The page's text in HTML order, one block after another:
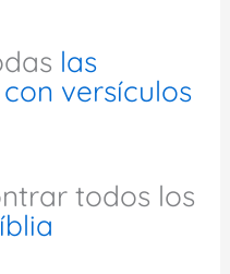
las
versículos
todos los